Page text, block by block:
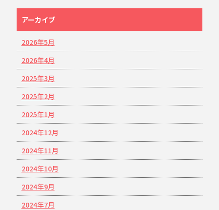
アーカイブ
2026年5月
2026年4月
2025年3月
2025年2月
2025年1月
2024年12月
2024年11月
2024年10月
2024年9月
2024年7月